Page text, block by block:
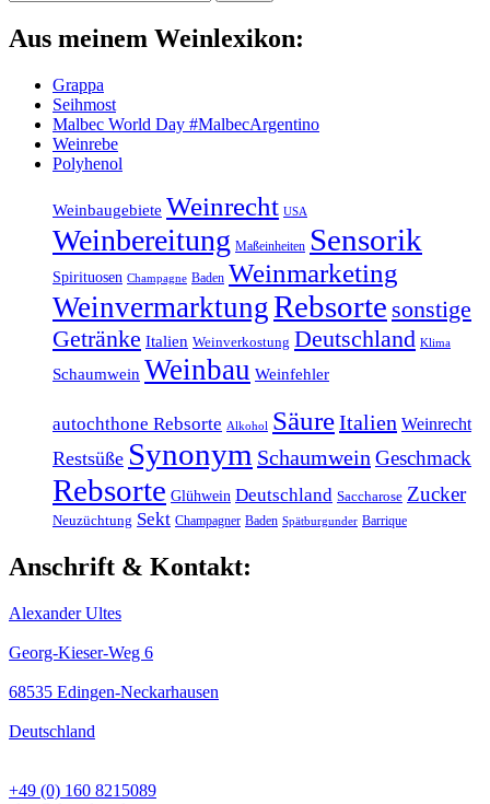
Aus meinem Weinlexikon:
Grappa
Seihmost
Malbec World Day #MalbecArgentino
Weinrebe
Polyhenol
Weinbaugebiete Weinrecht USA
Weinbereitung Maßeinheiten Sensorik
Spirituosen Champagne Baden Weinmarketing
WeinvermarktungRebsorte sonstige
Getränke Italien Weinverkostung Deutschland Klima
Schaumwein Weinbau Weinfehler
autochthone Rebsorte Alkohol SäureItalien Weinrecht
Restsüße Synonym Schaumwein Geschmack
Rebsorte Glühwein Deutschland Saccharose Zucker
Neuzüchtung Sekt Champagner Baden Spätburgunder Barrique
Anschrift & Kontakt:
Alexander Ultes
Georg-Kieser-Weg 6
68535 Edingen-Neckarhausen
Deutschland
+49 (0) 160 8215089